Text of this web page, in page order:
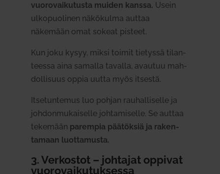
vuo­ro­vai­ku­tusta muiden kanssa. Usein
ulko­puo­linen näkö­kulma auttaa
näkemään omat sokeat pisteet.
Kun joku kysyy, miksi toimit tie­tyssä tilan­
teessa aina samalla tavalla, avautuu mah­
dol­lisuus oppia uutta myös itsestä.
Itse­tun­temus luo pohjan rau­hal­li­selle ja
joh­don­mu­kai­selle joh­ta­mi­selle. Se auttaa
tekemään parempia pää­töksiä ja raken­
tamaan luot­ta­musta.
3. Ver­kostot – joh­tajat oppivat
vuo­ro­vai­ku­tuk­sessa